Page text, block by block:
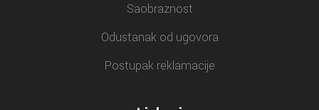
Saobraznost
Odustanak od ugovora
Postupak reklamacije